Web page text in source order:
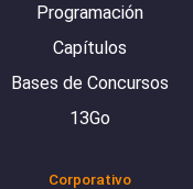
Programación
Capítulos
Bases de Concursos
13Go
Corporativo